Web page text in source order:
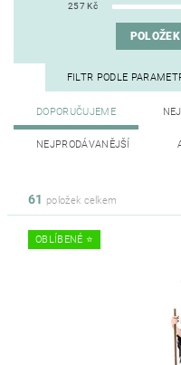
257Kč
FILTR PODLE
DOPORUČUJEME
NEJPRODÁVANĚJŠÍ
61 položek celkem
OBLÍBENÉ ⭐️